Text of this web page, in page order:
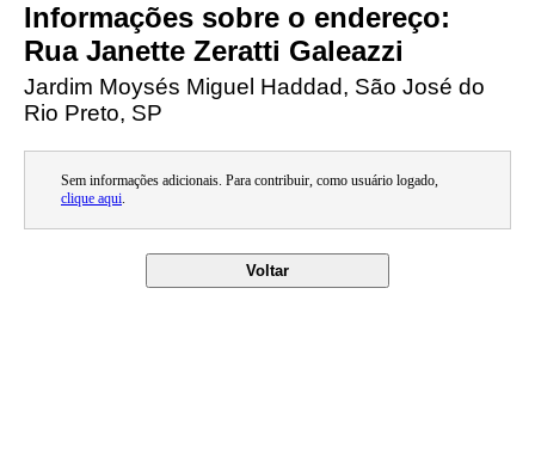
Informações sobre o endereço:
Rua Janette Zeratti Galeazzi
Jardim Moysés Miguel Haddad, São José do
Rio Preto, SP
Sem informações adicionais. Para contribuir, como usuário logado,
clique aqui.
Voltar